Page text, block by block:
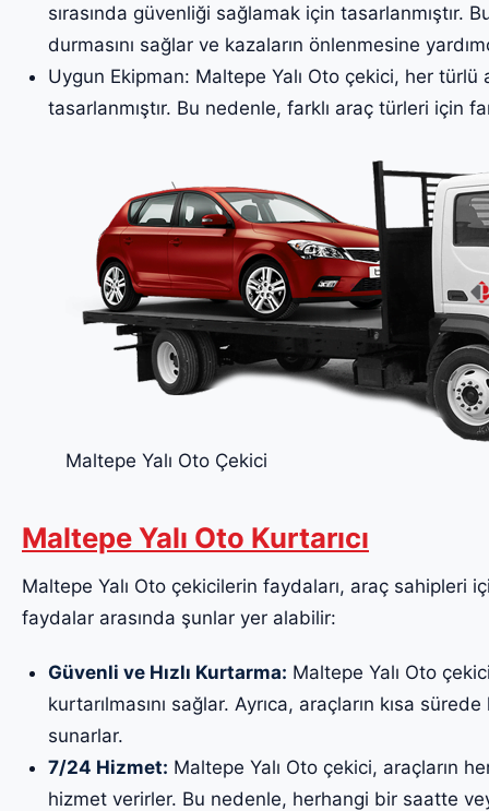
sırasında güvenliği sağlamak için tasarlanmıştır.
durmasını sağlar ve kazaların önlenmesine
Uygun Ekipman: Maltepe Yalı Oto çekici, her türlü
tasarlanmıştır. Bu nedenle, farklı araç türleri için
Maltepe Yalı Oto Çekici
Maltepe Yalı Oto Kurtarıcı
Maltepe Yalı Oto çekicilerin faydaları, araç sahipleri
faydalar arasında şunlar yer alabilir:
Güvenli ve Hızlı Kurtarma: Maltepe Yalı Oto
kurtarılmasını sağlar. Ayrıca, araçların kısa
sunarlar.
7/24 Hizmet: Maltepe Yalı Oto çekici, araçların
hizmet verirler. Bu nedenle, herhangi bir saatte